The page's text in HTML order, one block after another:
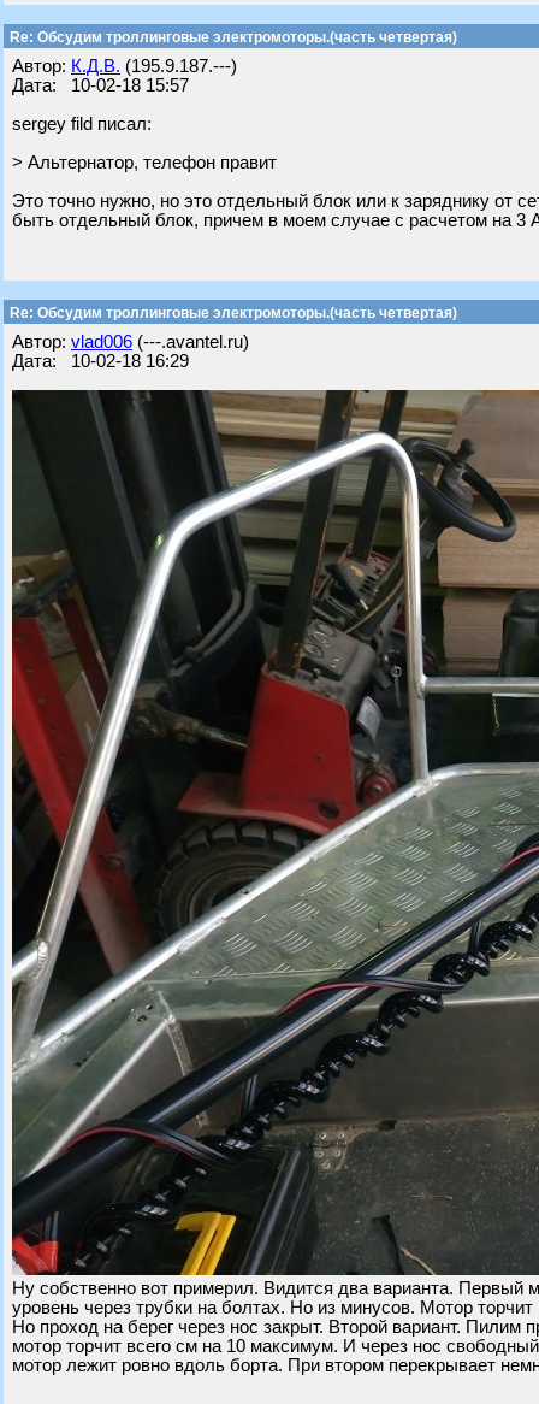
Re: Обсудим троллинговые электромоторы.(часть четвертая)
Автор: К.Д.В. (195.9.187.---)
Дата: 10-02-18 15:57
sergey fild писал:
> Альтернатор, телефон правит
Это точно нужно, но это отдельный блок или к заряднику от
быть отдельный блок, причем в моем случае с расчетом на 3
Re: Обсудим троллинговые электромоторы.(часть четвертая)
Автор: vlad006 (---.avantel.ru)
Дата: 10-02-18 16:29
Ну собственно вот примерил. Видится два варианта.
уровень через трубки на болтах. Но из минусов. Мотор
Но проход на берег через нос закрыт. Второй вариант.
мотор торчит всего см на 10 максимум. И через нос
мотор лежит ровно вдоль борта. При втором перекрывает